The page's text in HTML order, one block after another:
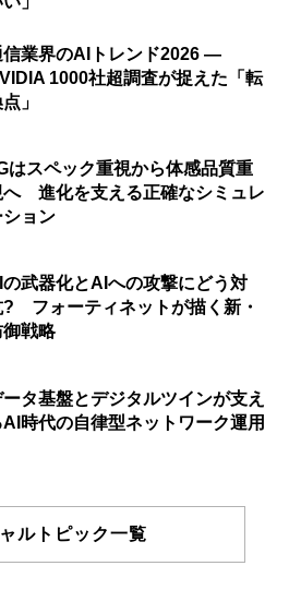
信業界のAIトレンド2026 ―
1000社超調査が捉えた「転
」
はスペック重視から体感品質重
へ 進化を支える正確なシミュレ
ション
武器化とAIへの攻撃にどう対
? フォーティネットが描く新・
御戦略
タ基盤とデジタルツインが支え
AI時代の自律型ネットワーク運用
ルトピック一覧